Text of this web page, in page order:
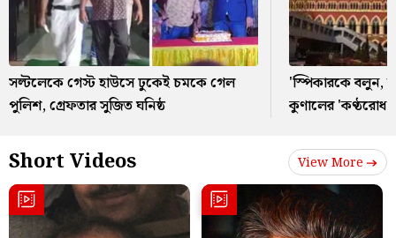
সল্টলেকে গেস্ট হাউসে ঢুকেই চমকে গেল
পুলিশ, গ্রেফতার সুজিত ঘনিষ্ঠ
'স্পিকারকে বলুন,
কুণালের 'কণ্ঠরোধ'
Short Videos View More